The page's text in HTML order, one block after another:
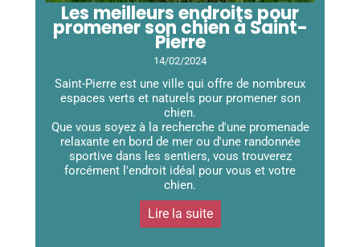
Les meilleurs endroits pour
promener son chien à Saint-
Pierre
14/02/2024
Saint-Pierre est une ville qui offre de nombreux
espaces verts et naturels pour promener son
chien.
Que vous soyez à la recherche d'une promenade
relaxante en bord de mer ou d'une randonnée
sportive dans les sentiers, vous trouverez
forcément l'endroit idéal pour vous et votre
chien.
Lire la suite